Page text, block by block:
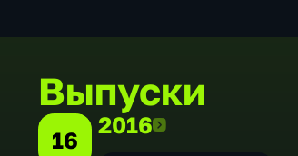
Выпуски
16
20162016